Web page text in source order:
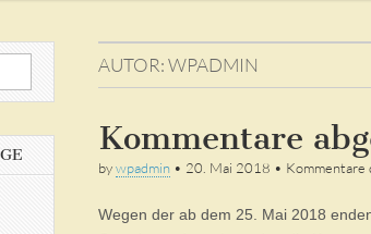
AUTOR:WPADMIN
Kommentare
bywpadmin • 20. Mai 2018 • Kommentare
Wegen der ab dem 25. Mai 2018